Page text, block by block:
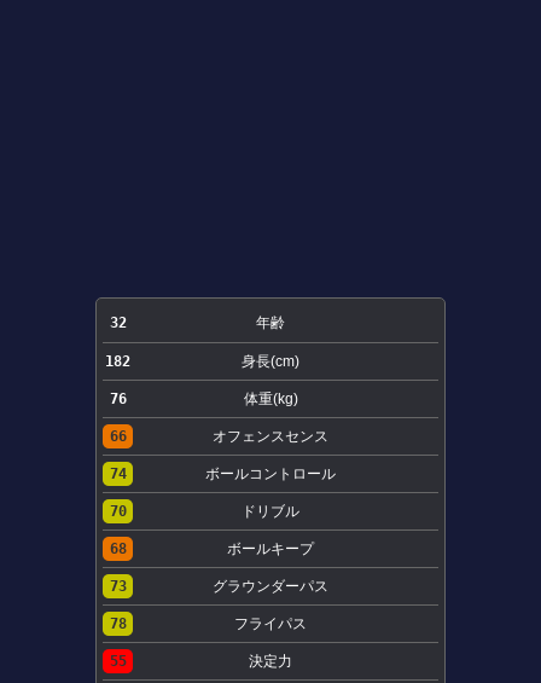
32 年齢
182 身長(cm)
76 体重(kg)
66 オフェンスセンス
74 ボールコントロール
70 ドリブル
68 ボールキープ
73 グラウンダーパス
78 フライパス
55 決定力